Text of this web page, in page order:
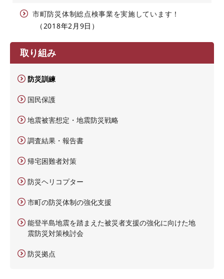
市町防災体制総点検事業を実施しています！
2018年2月9日
取り組み
防災訓練
国民保護
地震被害想定・地震防災戦略
調査結果・報告書
帰宅困難者対策
防災ヘリコプター
市町の防災体制の強化支援
能登半島地震を踏まえた被災者支援の強化に向けた地
震防災対策検討会
防災拠点